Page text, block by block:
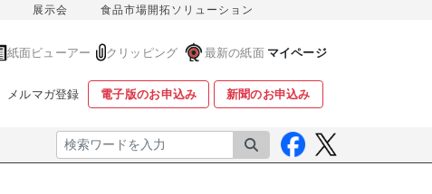
展示会 食品市場開拓ソリューション
紙面ビューアー クリッピング 最新の紙面 マイページ
メルマガ登録 電子版のお申込み 新聞のお申込み
検索